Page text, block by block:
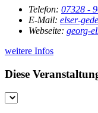
Telefon: 07328 -
E-Mail: elser-
Webseite: georg-
weitere Infos
Diese